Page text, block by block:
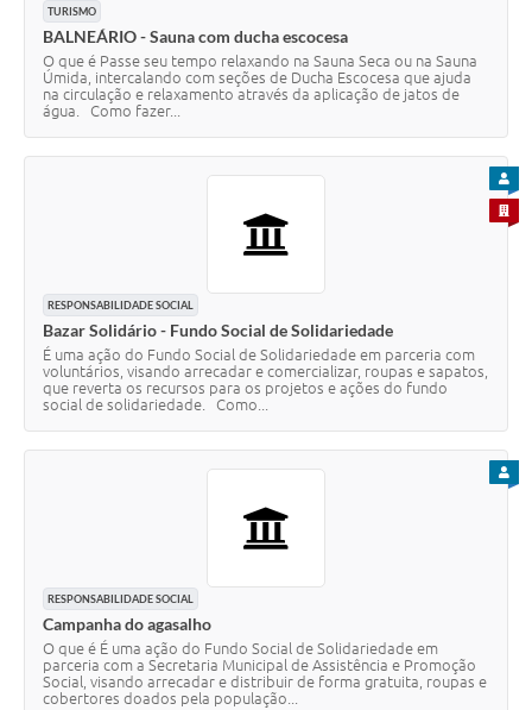
TURISMO
BALNEÁRIO - Sauna com ducha escocesa
O que é Passe seu tempo relaxando na Sauna Seca ou na Sauna
Úmida, intercalando com seções de Ducha Escocesa que ajuda
na circulação e relaxamento através da aplicação de jatos de
água. Como fazer...
RESPONSABILIDADE SOCIAL
Bazar Solidário - Fundo Social de Solidariedade
É uma ação do Fundo Social de Solidariedade em parceria com
voluntários, visando arrecadar e comercializar, roupas e sapatos,
que reverta os recursos para os projetos e ações do fundo
social de solidariedade. Como...
PARA
RESPONSABILIDADE SOCIAL
Campanha do agasalho
O que é É uma ação do Fundo Social de Solidariedade em
parceria com a Secretaria Municipal de Assistência e Promoção
Social, visando arrecadar e distribuir de forma gratuita, roupas e
cobertores doados pela população...